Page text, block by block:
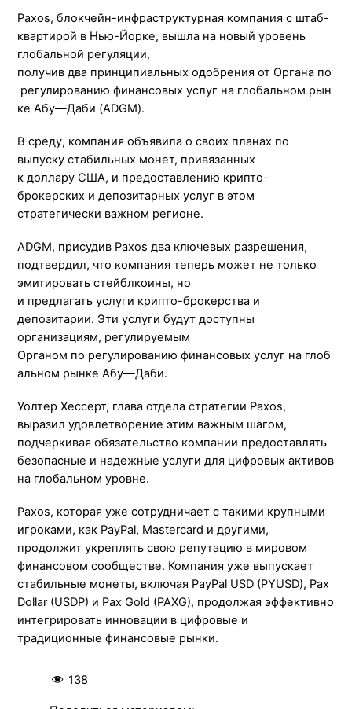
Paxos, блокчейн-инфраструктурная компания с штаб-
квартирой в Нью-Йорке, вышла на новый уровень
глобальной регуляции,
получив два принципиальных одобрения от Органа по
регулированию финансовых услуг на глобальном рын
ке Абу—Даби (ADGM).
В среду, компания объявила о своих планах по
выпуску стабильных монет, привязанных
кдоллару США, и предоставлению крипто-
брокерских и депозитарных услуг в этом
стратегически важном регионе.
ADGM, присудив Paxos два ключевых разрешения,
подтвердил, что компания теперь может не только
эмитировать стейблкоины, но
и предлагать услуги крипто-брокерства и
депозитарии. Эти услуги будут доступны
организациям, регулируемым
Органом по регулированию финансовых услуг на глоб
альном рынке Абу—Даби.
Уолтер Хессерт, главаотдела стратегии Paxos,
выразил удовлетворение этим важным шагом,
подчеркивая обязательство компании предоставлять
безопасные и надежные услуги для цифровых активов
на глобальном уровне.
Paxos, которая уже сотрудничает с такими крупными
игроками, как PayPal, Mastercard и другими,
продолжит укреплять свою репутацию в мировом
финансовом сообществе. Компания уже выпускает
стабильные монеты, включая PayPal USD (PYUSD), Pax
Dollar (USDP) и Pax Gold (PAXG), продолжая эффективно
интегрировать инновации в цифровые и
традиционные финансовые рынки.
138